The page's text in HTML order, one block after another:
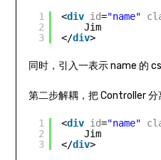
1
2
3
<div id="name"
Jim
</div>
同时，引入一表示 name 的
第二步解耦，把 Controller 分
1
2
3
<div id="name"
Jim
</div>